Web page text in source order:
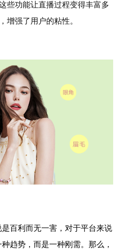
些功能让直播过程变得丰富多
增强了用户的粘性。
是百利而无一害，对于平台来说
趋势，而是一种刚需。那么，